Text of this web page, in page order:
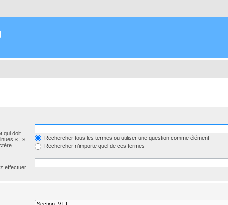
qui doit
« | »
Rechercher tous les termes ou utiliser une question comme élément
Rechercher n’importe quel de ces termes
effectuer